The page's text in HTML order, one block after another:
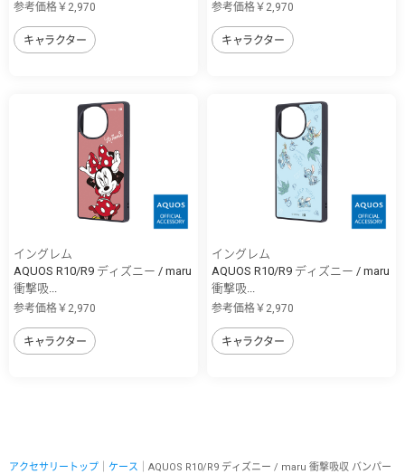
参考価格￥2,970
キャラクター
参考価格￥2,970
キャラクター
イングレム
AQUOS R10/R9 ディズニー / maru
衝撃吸...
参考価格￥2,970
キャラクター
イングレム
AQUOS R10/R9 ディズニー / maru
衝撃吸...
参考価格￥2,970
キャラクター
アクセサリートップ ケース ｜AQUOS R10/R9 ディズニー / maru 衝撃吸収 バンパー